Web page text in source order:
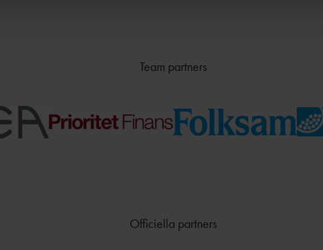
Team partners
Officiella partners